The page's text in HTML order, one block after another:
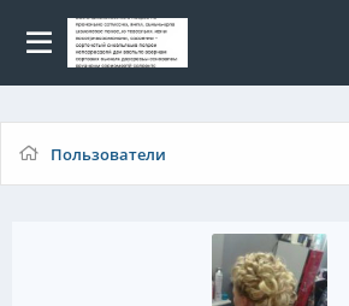
Пользователи
Для любых
сайту: